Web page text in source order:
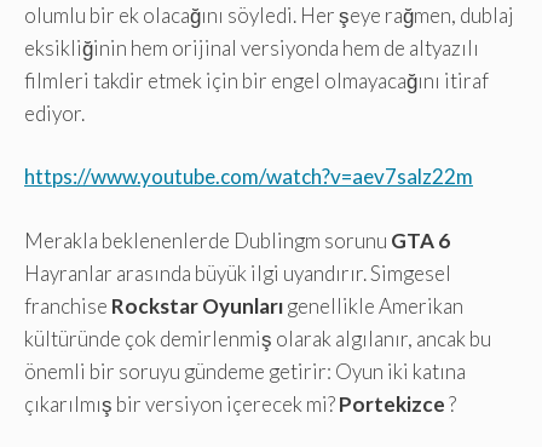
olumlu bir ek olacağını söyledi. Her şeye rağmen, dublaj
eksikliğinin hem orijinal versiyonda hem de altyazılı
filmleri takdir etmek için bir engel olmayacağını itiraf
ediyor.
https://www.youtube.com/watch?v=aev7salz22m
Merakla beklenenlerde Dublingm sorunu GTA 6
Hayranlar arasında büyük ilgi uyandırır. Simgesel
franchise Rockstar Oyunlarıgenellikle Amerikan
kültüründe çok demirlenmiş olarak algılanır, ancak bu
önemli bir soruyu gündeme getirir: Oyun iki katına
çıkarılmış bir versiyon içerecek mi?Portekizce?